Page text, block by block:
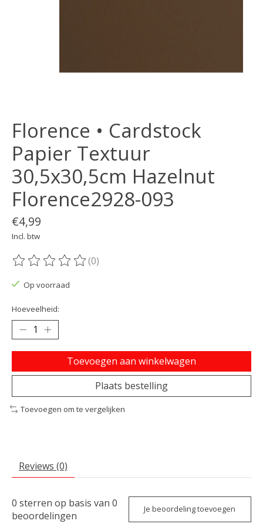
Florence • Cardstock
Papier Textuur
30,5x30,5cm Hazelnut
Florence2928-093
€4,99
Incl. btw
De beoordeling van dit product is
(0)
Op voorraad
Hoeveelheid:
Toevoegen aan winkelwagen
Plaats bestelling
Toevoegen om te vergelijken
Reviews (0)
0 sterren op basis van 0
beoordelingen
Je beoordeling toevoegen